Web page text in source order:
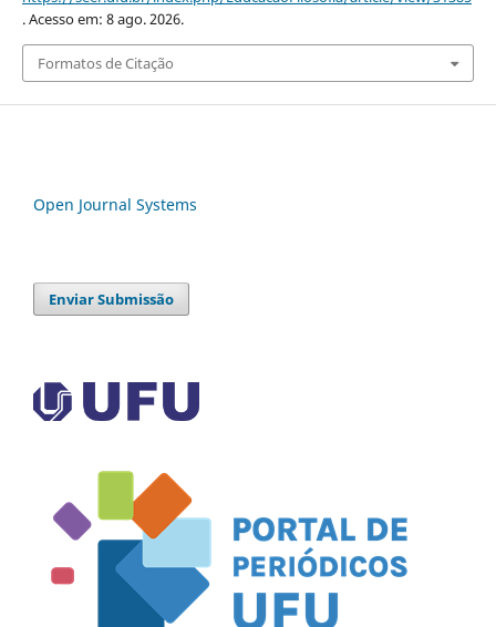
. Acesso em: 8 ago. 2026.
Formatos de Citação
Open Journal Systems
Enviar Submissão